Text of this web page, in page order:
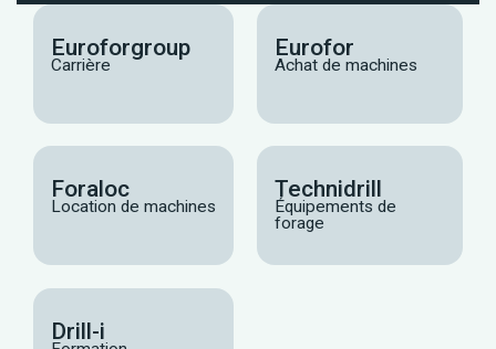
Euroforgroup
Carrière
Eurofor
Achat de machines
Foraloc
Location de machines
Technidrill
Équipements de
forage
Drill-i